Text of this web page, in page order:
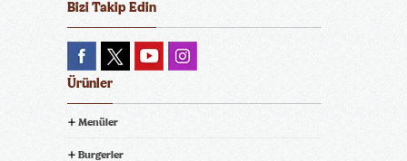
Bizi Takip Edin
Ürünler
Menüler
Burgerler